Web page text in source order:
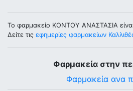
Το φαρμακείο ΚΟΝΤΟΥ ΑΝΑΣΤΑΣΙΑ
Δείτε τις εφημερίες φαρμακείων
Φαρμακεία στην
Φαρμακεία ανα